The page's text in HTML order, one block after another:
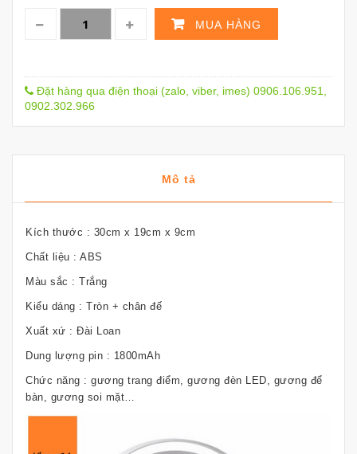
MUA HÀNG
Đặt hàng qua điện thoại (zalo, viber, imes) 0906.106.951,
0902.302.966
Mô tả
Kích thước : 30cm x 19cm x 9cm
Chất liệu : ABS
Màu sắc : Trắng
Kiểu dáng : Tròn + chân đế
Xuất xứ : Đài Loan
Dung lượng pin : 1800mAh
Chức năng : gương trang điểm, gương đèn LED, gương để
bàn, gương soi mặt…